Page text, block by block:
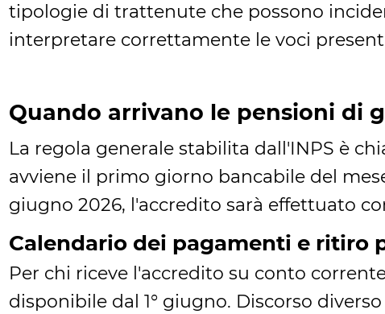
tipologie di trattenute che possono
interpretare correttamente le voci
Quando arrivano le pensioni di
La regola generale stabilita dall'INPS è
avviene il primo giorno bancabile del
giugno 2026, l'accredito sarà effettuato
Calendario dei pagamenti e ritiro
Per chi riceve l'accredito su conto
disponibile dal 1° giugno. Discorso